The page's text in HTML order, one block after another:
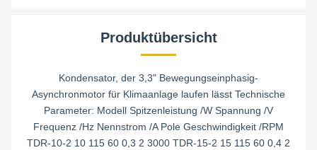
Produktübersicht
Kondensator, der 3,3" Bewegungseinphasig-
Asynchronmotor für Klimaanlage laufen lässt Technische
Parameter: Modell Spitzenleistung /W Spannung /V
Frequenz /Hz Nennstrom /A Pole Geschwindigkeit /RPM
TDR-10-2 10 115 60 0,3 2 3000 TDR-15-2 15 115 60 0,4 2